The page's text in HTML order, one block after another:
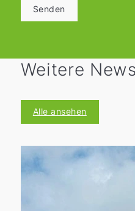
Senden
Weitere News
Alle ansehen